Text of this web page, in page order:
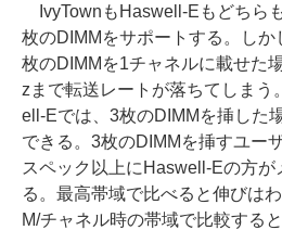
IvyTownもHaswell-Eもどちら
枚のDIMMをサポートする。しか
枚のDIMMを1チャネルに載せた
zまで転送レートが落ちてしまう
ell-Eでは、3枚のDIMMを挿した
できる。3枚のDIMMを挿すユー
スペック以上にHaswell-Eの方が
る。最高帯域で比べると伸びは
M/チャネル時の帯域で比較する